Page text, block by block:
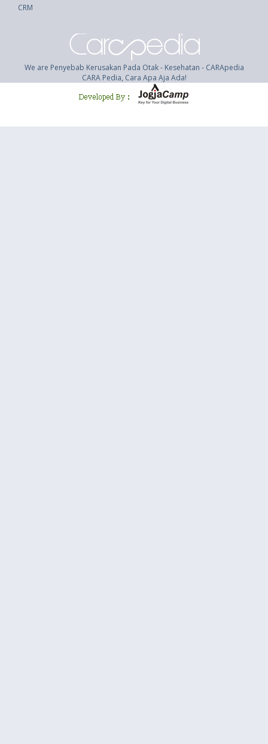
CRM
We are Penyebab Kerusakan Pada Otak - Kesehatan - CARApedia
CARA Pedia, Cara Apa Aja Ada!